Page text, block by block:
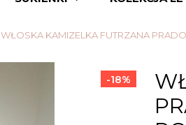
WŁOSKA KAMIZELKA FUTRZANA
-18%